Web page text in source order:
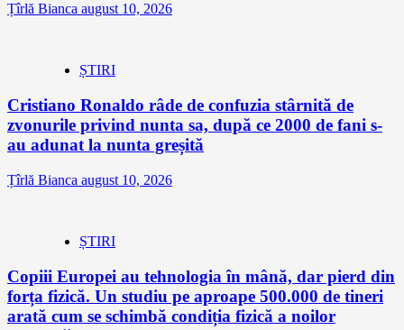
Țîrlă Bianca august 10, 2026
ȘTIRI
Cristiano Ronaldo râde de confuzia stârnită de
zvonurile privind nunta sa, după ce 2000 de fani s-
au adunat la nunta greșită
Țîrlă Bianca august 10, 2026
ȘTIRI
Copiii Europei au tehnologia în mână, dar pierd din
forța fizică. Un studiu pe aproape 500.000 de tineri
arată cum se schimbă condiția fizică a noilor